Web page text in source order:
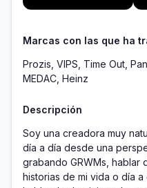
Marcas con las que ha
Prozis, VIPS, Time Out,
MEDAC, Heinz
Descripción
Soy una creadora muy
día a día desde una
grabando GRWMs, hablar
historias de mi vida o día